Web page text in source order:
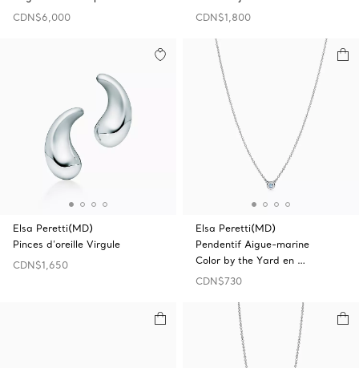
CDN$6,000
CDN$1,800
Elsa Peretti(MD)
Pinces d’oreille Virgule
CDN$1,650
Elsa Peretti(MD)
Pendentif Aigue-marine
Color by the Yard en …
CDN$730